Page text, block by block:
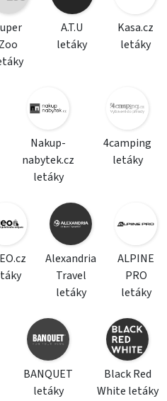
Zoo
A.T.U
letáky
Kasa.cz
letáky
Nakup-
nabytek.cz
letáky
4camping
letáky
Alexandria
Travel
letáky
ALPINE
PRO
letáky
BANQUET
letáky
Black Red
White letáky